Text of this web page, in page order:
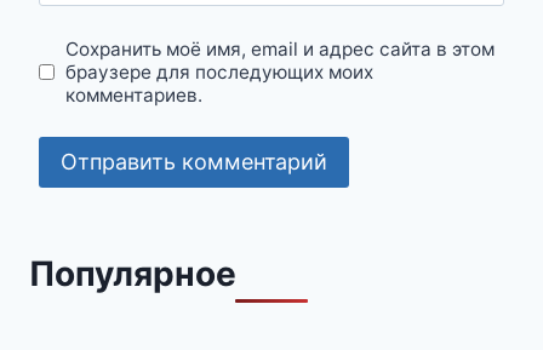
Сохранить моё имя, email и адрес сайта в этом
браузере для последующих моих
комментариев.
Популярное